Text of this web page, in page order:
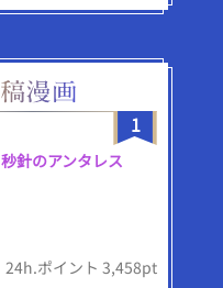
1
秒針のアンタレス
24h.ポイント 3,458pt